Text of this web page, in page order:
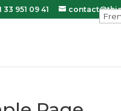
33 951 09 41